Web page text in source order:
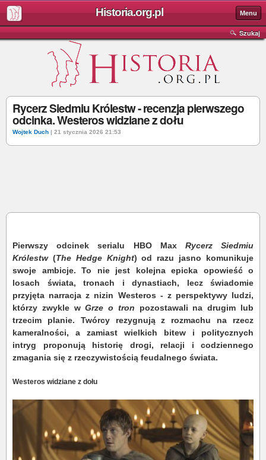
Historia.org.pl Menu
Szukaj
Rycerz Siedmiu Królestw - recenzja pierwszego
odcinka. Westeros widziane z dołu
Wojtek Duch | 21 stycznia 2026 21:53
Pierwszy odcinek serialu HBO Max Rycerz Siedmiu
Królestw(The Hedge Knight) od razu jasno komunikuje
swoje ambicje. To nie jest kolejna epicka opowieść o
losach świata, tronach i dynastiach, lecz świadomie
przyjęta narracja z nizin Westeros - z perspektywy ludzi,
którzy zwykle wGrze o tron pozostawali na drugim lub
trzecim planie. Twórcy rezygnują z rozmachu na rzecz
kameralności, a zamiast wielkich bitew i politycznych
intryg proponują historię drogi, relacji i codziennego
zmagania się z rzeczywistością feudalnego świata.
Westeros widziane z dołu